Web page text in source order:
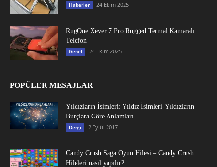
Haberler 24 Ekim 2025
RugOne Xever 7 Pro Rugged Termal Kamaralı
Telefon
Genel 24 Ekim 2025
POPÜLER MESAJLAR
Yıldızların İsimleri: Yıldız İsimleri-Yıldızların
Burçlara Göre Anlamları
Dergi 2 Eylül 2017
Candy Crush Saga Oyun Hilesi – Candy Crush
Hileleri nasıl yapılır?